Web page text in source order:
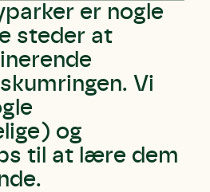
er nogle
steder at
Vi
og
til at lære dem